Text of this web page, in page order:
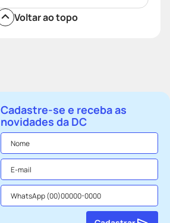
Voltar ao topo
Cadastre-se e receba as
novidades da DC